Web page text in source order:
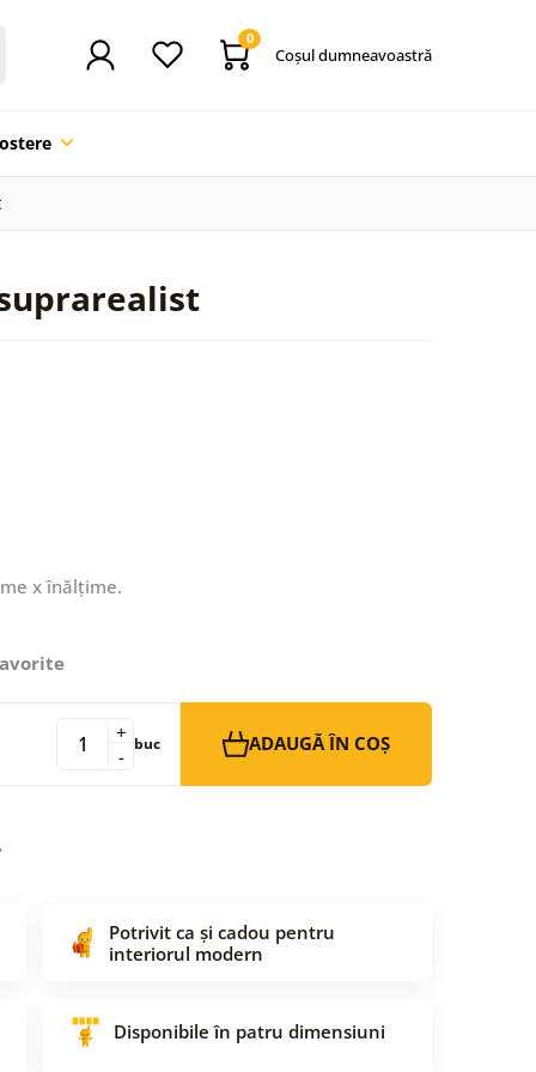
0
Coşul dumneavoastră
x înălțime.
-
+ buc ADAUGĂ ÎN COȘ
Potrivit ca și cadou pentru
interiorul modern
Disponibile în patru dimensiuni